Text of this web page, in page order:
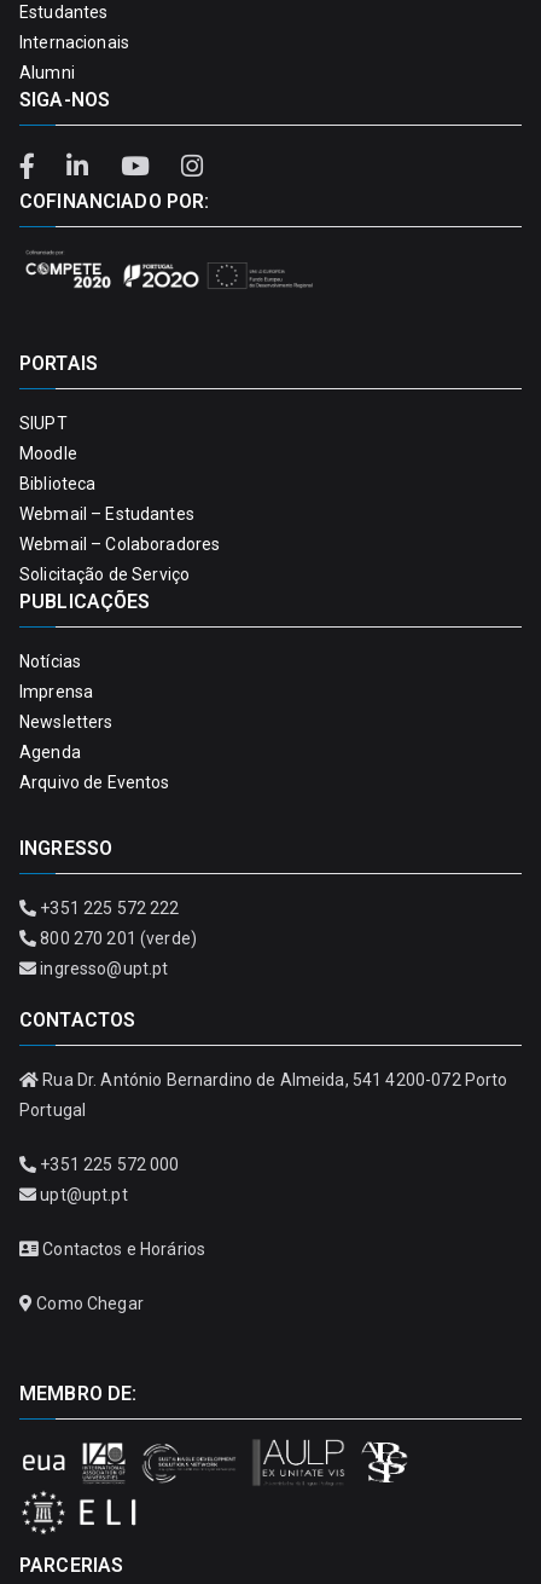
Estudantes
Internacionais
Alumni
SIGA-NOS
COFINANCIADO POR:
PORTAIS
SIUPT
Moodle
Biblioteca
Webmail – Estudantes
Webmail – Colaboradores
Solicitação de Serviço
PUBLICAÇÕES
Notícias
Imprensa
Newsletters
Agenda
Arquivo de Eventos
INGRESSO
+351 225 572 222
800 270 201 (verde)
ingresso@upt.pt
CONTACTOS
Rua Dr. António Bernardino de Almeida, 541 4200-072 Porto
Portugal
+351 225 572 000
upt@upt.pt
Contactos e Horários
Como Chegar
MEMBRO DE:
PARCERIAS